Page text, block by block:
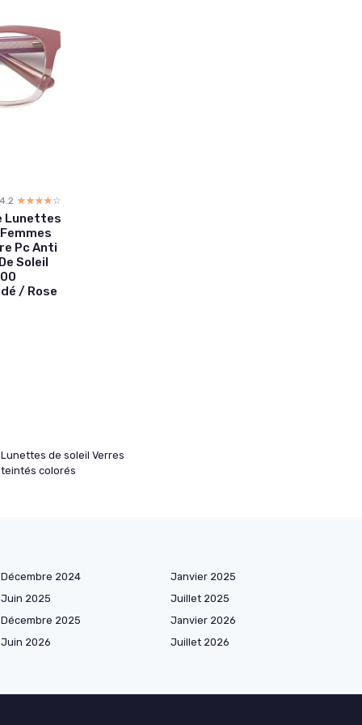
4.2 ☆☆☆☆☆
★★★★★
Lunettes
Pc Anti
Soleil
/ Rose
Lunettes de soleil Verres
teintés colorés
Décembre 2024
Janvier 2025
Juin 2025
Juillet 2025
Décembre 2025
Janvier 2026
Juin 2026
Juillet 2026